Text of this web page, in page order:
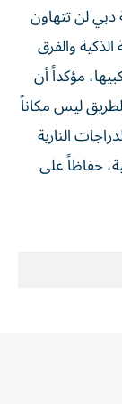
لن تتهاون
والفرق
مؤكداً أن
ليس مكاناً
النارية
حفاظاً على